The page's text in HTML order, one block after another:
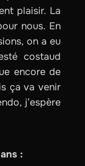
plaisir. La
nous. En
on a eu
costaud
encore de
ça va venir
j’espère
: